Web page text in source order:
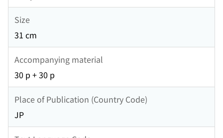
Size
31 cm
Accompanying material
30 p + 30 p
Place of Publication (Country Code)
JP